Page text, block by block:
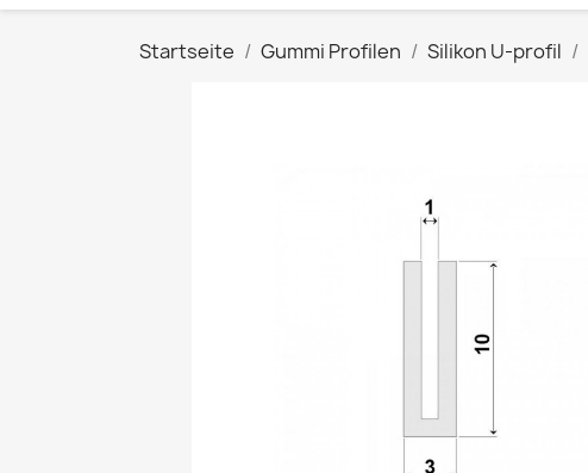
Startseite Gummi Profilen Silikon U-profil